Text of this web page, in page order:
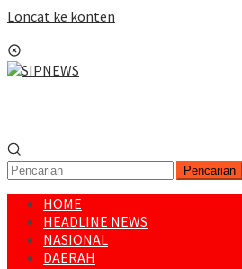
Loncat ke konten
Pencarian
HOME
HEADLINE NEWS
NASIONAL
DAERAH